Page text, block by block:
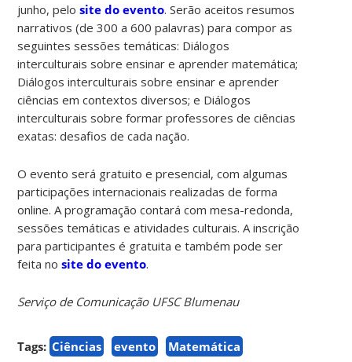
junho, pelosite do evento. Serão aceitos resumos
narrativos (de 300 a 600 palavras) para compor as
seguintes sessões temáticas: Diálogos
interculturais sobre ensinar e aprender matemática;
Diálogos interculturais sobre ensinar e aprender
ciências em contextos diversos; e Diálogos
interculturais sobre formar professores de ciências
exatas: desafios de cada nação.
O evento será gratuito e presencial, com algumas
participações internacionais realizadas de forma
online. A programação contará com mesa-redonda,
sessões temáticas e atividades culturais. A inscrição
para participantes é gratuita e também pode ser
feita nosite do evento.
Serviço de Comunicação UFSC Blumenau
Tags: Ciências evento Matemática